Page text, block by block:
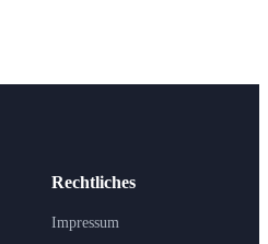
Rechtliches
Impressum